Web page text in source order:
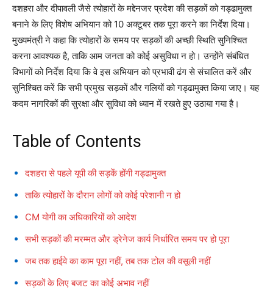
दशहरा और दीपावली जैसे त्योहारों के मद्देनजर प्रदेश की सड़कों को गड्ढामुक्त
बनाने के लिए विशेष अभियान को 10 अक्टूबर तक पूरा करने का निर्देश दिया।
मुख्यमंत्री ने कहा कि त्योहारों के समय पर सड़कों की अच्छी स्थिति सुनिश्चित
करना आवश्यक है, ताकि आम जनता को कोई असुविधा न हो। उन्होंने संबंधित
विभागों को निर्देश दिया कि वे इस अभियान को प्रभावी ढंग से संचालित करें और
सुनिश्चित करें कि सभी प्रमुख सड़कों और गलियों को गड्ढामुक्त किया जाए। यह
कदम नागरिकों की सुरक्षा और सुविधा को ध्यान में रखते हुए उठाया गया है।
Table of Contents
दशहरा से पहले यूपी की सड़कें होंगी गड्ढामुक्त
ताकि त्योहारों के दौरान लोगों को कोई परेशानी न हो
CM योगी का अधिकारियों को आदेश
सभी सड़कों की मरम्मत और ड्रेनेज कार्य निर्धारित समय पर हो पूरा
जब तक हाईवे का काम पूरा नहीं, तब तक टोल की वसूली नहीं
सड़कों के लिए बजट का कोई अभाव नहीं